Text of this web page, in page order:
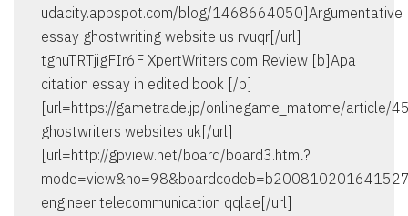
udacity.appspot.com/blog/1468664050]Argumentative
essay ghostwriting website us rvuqr[/url]
tghuTRTjigFIr6F XpertWriters.com Review [b]Apa
citation essay in edited book [/b]
[url=https://gametrade.jp/onlinegame_matome/article/
ghostwriters websites uk[/url]
[url=http://gpview.net/board/board3.html?
engineer telecommunication qqlae[/url]